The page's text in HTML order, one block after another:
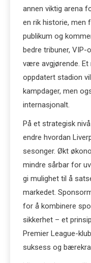
annen viktig arena
en rik historie, men
publikum og
bedre tribuner, VIP-
være avgjørende.
oppdatert stadion
kampdager, men
internasjonalt.
På et strategisk
endre hvordan
sesonger. Økt
mindre sårbar for
gi mulighet til å
markedet.
for å kombinere
sikkerhet – et
Premier League-
suksess og